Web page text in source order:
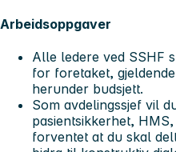
Arbeidsoppgaver
Alle ledere ved SSHF
for foretaket,
herunder budsjett.
Som avdelingssjef vil
pasientsikkerhet,
forventet at du skal